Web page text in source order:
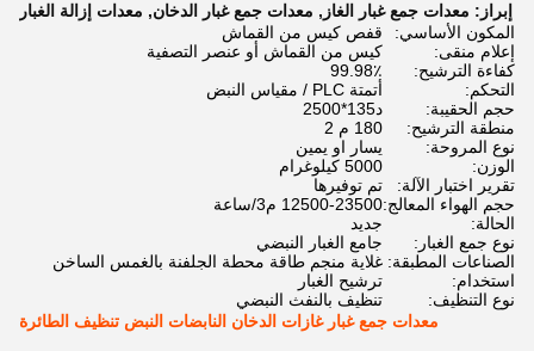
إبراز: معدات جمع غبار الغاز , معدات جمع غبار الدخان, معدات إزالة الغبار
المكون الأساسي:
قفص كيس من القماش
إعلام منقى:
كيس من القماش أو عنصر التصفية
كفاءة الترشيح:
99.98٪
التحكم:
أتمتة PLC / مقياس النبض
حجم الحقيبة:
د135*2500
منطقة الترشيح:
180 م 2
نوع المروحة:
يسار او يمين
الوزن:
5000 كيلوغرام
تقرير اختبار الآلة:
تم توفيرها
حجم الهواء المعالج:12500-23500 م3/ساعة
الحالة:
جديد
نوع جمع الغبار:
جامع الغبار النبضي
الصناعات المطبقة: غلاية منجم طاقة محطة الجلفنة بالغمس الساخن
استخدام:
ترشيح الغبار
نوع التنظيف:
تنظيف بالنفث النبضي
معدات جمع غبار غازات الدخان النابضات النبض تنظيف الطائرة